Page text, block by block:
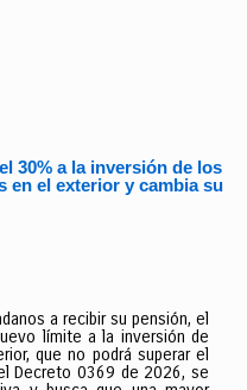
30% a la inversión de los
en el exterior y cambia su
a recibir su pensión, el
límite a la inversión de
que no podrá superar el
Decreto 0369 de 2026, se